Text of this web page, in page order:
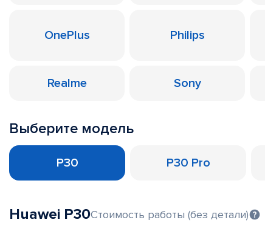
OnePlus Philips
Realme Sony
Выберите модель
P30 P30 Pro
Huawei P30Стоимость работы (без детали)